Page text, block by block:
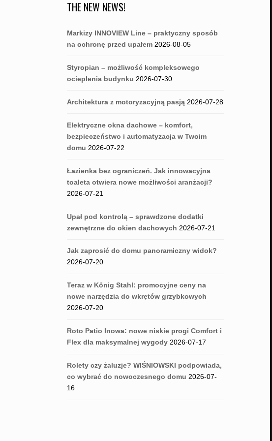
THE NEW NEWS!
Markizy INNOVIEW Line – praktyczny sposób
na ochronę przed upałem 2026-08-05
Styropian – możliwość kompleksowego
ocieplenia budynku 2026-07-30
Architektura z motoryzacyjną pasją 2026-07-28
Elektryczne okna dachowe – komfort,
bezpieczeństwo i automatyzacja w Twoim
domu 2026-07-22
Łazienka bez ograniczeń. Jak innowacyjna
toaleta otwiera nowe możliwości aranżacji?
2026-07-21
Upał pod kontrolą – sprawdzone dodatki
zewnętrzne do okien dachowych 2026-07-21
Jak zaprosić do domu panoramiczny widok?
2026-07-20
Teraz w König Stahl: promocyjne ceny na
nowe narzędzia do wkrętów grzybkowych
2026-07-20
Roto Patio Inowa: nowe niskie progi Comfort i
Flex dla maksymalnej wygody 2026-07-17
Rolety czy żaluzje? WIŚNIOWSKI podpowiada,
co wybrać do nowoczesnego domu 2026-07-
16